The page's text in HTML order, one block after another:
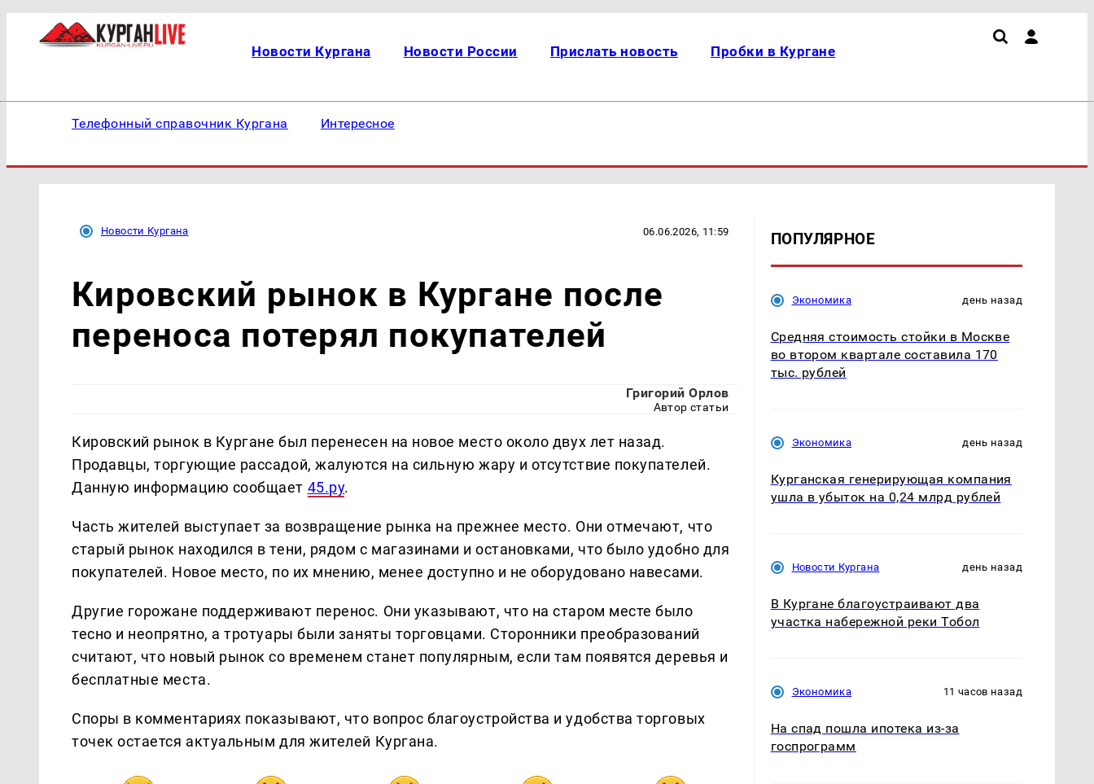
Новости Кургана Новости России Прислать новость Пробки в Кургане
Телефонный справочник Кургана Интересное
Новости Кургана 06.06.2026, 11:59
Кировский рынок в Кургане после
переноса потерял покупателей
Григорий Орлов
Автор статьи
Кировский рынок в Кургане был перенесен на новое место около двух лет назад.
Продавцы, торгующие рассадой, жалуются на сильную жару и отсутствие покупателей.
Данную информацию сообщает 45.ру.
Часть жителей выступает за возвращение рынка на прежнее место. Они отмечают, что
старый рынок находился в тени, рядом с магазинами и остановками, что было удобно для
покупателей. Новое место, по их мнению, менее доступно и не оборудовано навесами.
Другие горожане поддерживают перенос. Они указывают, что на старом месте было
тесно и неопрятно, а тротуары были заняты торговцами. Сторонники преобразований
считают, что новый рынок со временем станет популярным, если там появятся деревья и
бесплатные места.
Споры в комментариях показывают, что вопрос благоустройства и удобства торговых
точек остается актуальным для жителей Кургана.
ПОПУЛЯРНОЕ
Экономика день назад
Средняя стоимость стойки в Москве
во втором квартале составила 170
тыс. рублей
Экономика день назад
Курганская генерирующая компания
ушла в убыток на 0,24 млрд рублей
Новости Кургана день назад
В Кургане благоустраивают два
участка набережной реки Тобол
Экономика 11 часов назад
На спад пошла ипотека из-за
госпрограмм